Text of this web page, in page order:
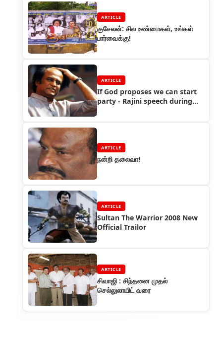
ARTICLE
குசேலன்: சில உண்மைகள், உங்கள்
பார்வைக்கு!
ARTICLE
If God proposes we can start
party - Rajini speech during
ARTICLE
நன்றி தலைவா!
ARTICLE
Sultan The Warrior 2008 New
Official Trailor
ARTICLE
சிவாஜி : சிந்தனை முதல்
செல்லுலாயிட் வரை